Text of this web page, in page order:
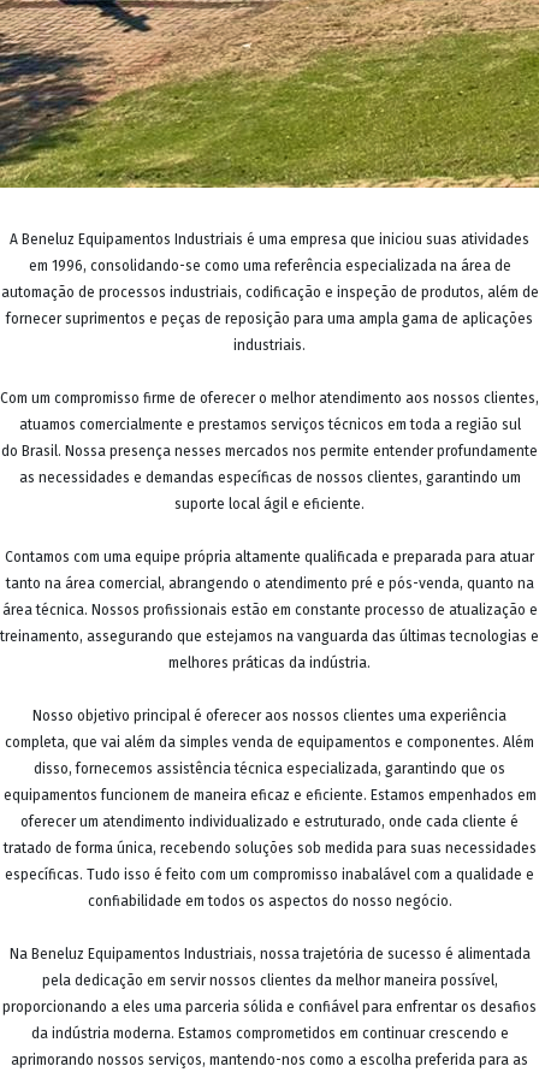
A Beneluz Equipamentos Industriais é uma empresa que iniciou suas atividades
em 1996, consolidando-se como uma referência especializada na área de
automação de processos industriais, codificação e inspeção de produtos, além de
fornecer suprimentos e peças de reposição para uma ampla gama de aplicações
industriais.
Com um compromisso firme de oferecer o melhor atendimento aos nossos clientes,
atuamos comercialmente e prestamos serviços técnicos em toda a região sul
do Brasil. Nossa presença nesses mercados nos permite entender profundamente
as necessidades e demandas específicas de nossos clientes, garantindo um
suporte local ágil e eficiente.
Contamos com uma equipe própria altamente qualificada e preparada para atuar
tanto na área comercial, abrangendo o atendimento pré e pós-venda, quanto na
área técnica. Nossos profissionais estão em constante processo de atualização e
treinamento, assegurando que estejamos na vanguarda das últimas tecnologias e
melhores práticas da indústria.
Nosso objetivo principal é oferecer aos nossos clientes uma experiência
completa, que vai além da simples venda de equipamentos e componentes. Além
disso, fornecemos assistência técnica especializada, garantindo que os
equipamentos funcionem de maneira eficaz e eficiente. Estamos empenhados em
oferecer um atendimento individualizado e estruturado, onde cada cliente é
tratado de forma única, recebendo soluções sob medida para suas necessidades
específicas. Tudo isso é feito com um compromisso inabalável com a qualidade e
confiabilidade em todos os aspectos do nosso negócio.
Na Beneluz Equipamentos Industriais, nossa trajetória de sucesso é alimentada
pela dedicação em servir nossos clientes da melhor maneira possível,
proporcionando a eles uma parceria sólida e confiável para enfrentar os desafios
da indústria moderna. Estamos comprometidos em continuar crescendo e
aprimorando nossos serviços, mantendo-nos como a escolha preferida para as